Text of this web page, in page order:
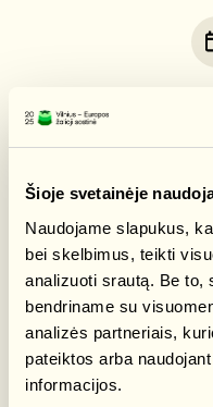
Šioje svetainėje
Naudojame slapukus,
bei skelbimus, teikti
analizuoti srautą. Be to,
bendriname su
analizės partneriais,
pateiktos arba
informacijos.
APIE
Kviečiami visus,
sužinoti apie vienus
paslaptingus gyvūnus –
jų gyvenimo būdą, kuo
šikšnosparnių „balsus”.
šikšnosparnių ekspertu
Nepamirškite pasirūpinti
žibintuvėliais.